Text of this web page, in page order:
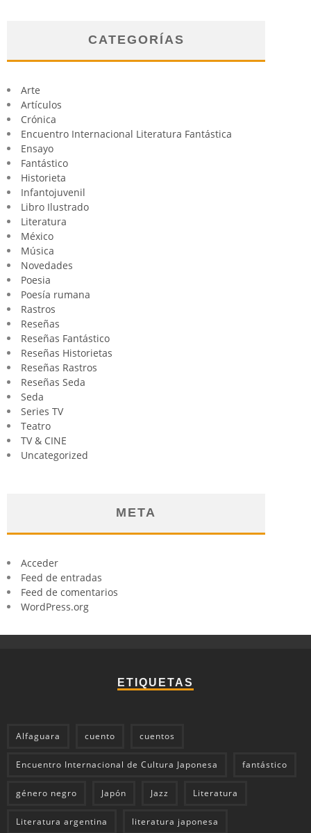
CATEGORÍAS
Arte
Artículos
Crónica
Encuentro Internacional Literatura Fantástica
Ensayo
Fantástico
Historieta
Infantojuvenil
Libro Ilustrado
Literatura
México
Música
Novedades
Poesia
Poesía rumana
Rastros
Reseñas
Reseñas Fantástico
Reseñas Historietas
Reseñas Rastros
Reseñas Seda
Seda
Series TV
Teatro
TV & CINE
Uncategorized
META
Acceder
Feed de entradas
Feed de comentarios
WordPress.org
ETIQUETAS
Alfaguara cuento cuentos
Encuentro Internacional de Cultura Japonesa fantástico
género negro Japón Jazz Literatura
Literatura argentina literatura japonesa